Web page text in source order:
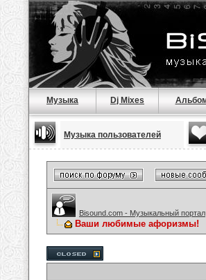
Музыка Dj Mixes
Музыка пользователей
Bisound.com - Музыкальный портал
Ваши любимые афоризмы!